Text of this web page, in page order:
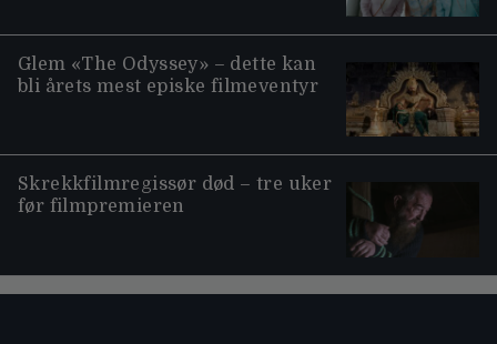
Glem «The Odyssey» – dette kan
bli årets mest episke filmeventyr
Skrekkfilmregissør død – tre uker
før filmpremieren